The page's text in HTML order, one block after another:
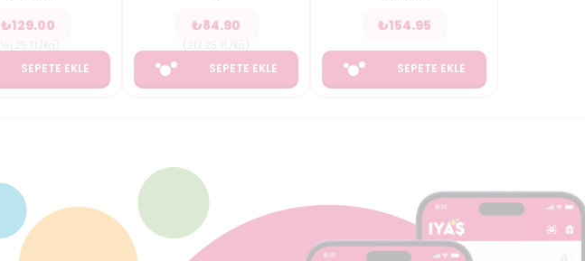
₺129.00
SEPETE EKLE
₺84.90
SEPETE EKLE
₺154.95
SEPETE EKLE